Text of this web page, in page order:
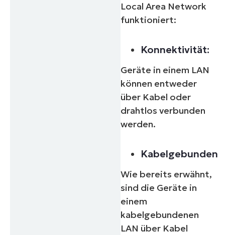
Local Area Network
funktioniert:
Konnektivität:
Geräte in einem LAN
können entweder
über Kabel oder
drahtlos verbunden
werden.
Kabelgebunden
Wie bereits erwähnt,
sind die Geräte in
einem
kabelgebundenen
LAN über Kabel